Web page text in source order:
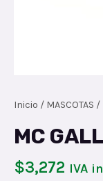
Inicio / MASCOTAS /
MC
$3,272 IVA